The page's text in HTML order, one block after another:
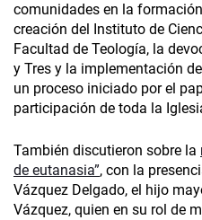
comunidades en la
creación del Instituto de
Facultad de Teología, la
y Tres y la implementación
un proceso iniciado por el
participación de toda la
También discutieron sobre la
de eutanasia”, con la
Vázquez Delgado, el hijo
Vázquez, quien en su rol de